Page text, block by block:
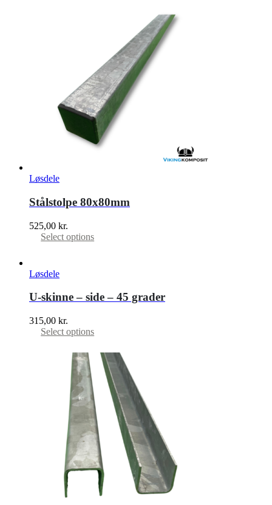
Løsdele
Stålstolpe 80x80mm
525,00 kr.
Select options
Løsdele
U-skinne – side – 45 grader
315,00 kr.
Select options